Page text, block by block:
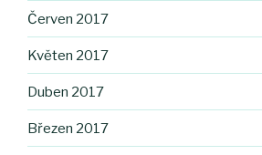
Červen 2017
Květen 2017
Duben 2017
Březen 2017